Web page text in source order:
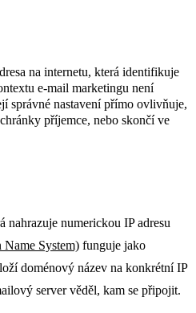
na internetu, která identifikuje
e-mail marketingu není
správné nastavení přímo ovlivňuje,
příjemce, nebo skončí ve
nahrazuje numerickou IP adresu
System) funguje jako
doménový název na konkrétní IP
server věděl, kam se připojit.